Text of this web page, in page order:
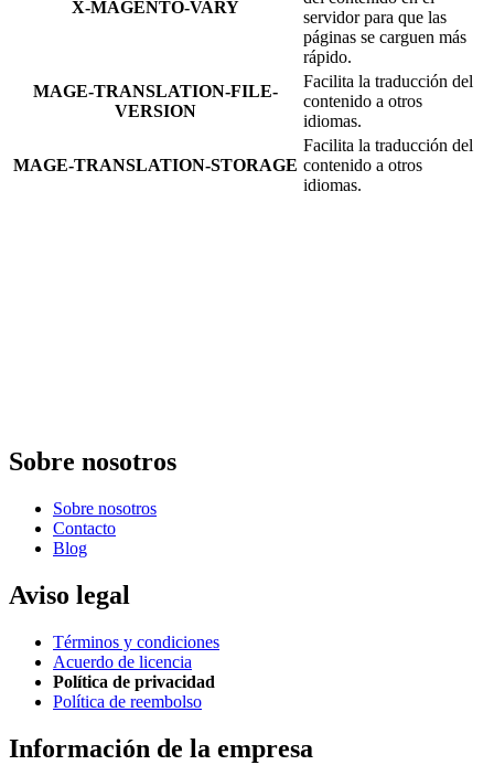
X-MAGENTO-VARY
servidor para que las
páginas se carguen más
rápido.
MAGE-TRANSLATION-FILE-
VERSION
Facilita la traducción del
contenido a otros
idiomas.
MAGE-TRANSLATION-STORAGE
Facilita la traducción del
contenido a otros
idiomas.
Sobre nosotros
Sobre nosotros
Contacto
Blog
Aviso legal
Términos y condiciones
Acuerdo de licencia
Política de privacidad
Política de reembolso
Información de la empresa